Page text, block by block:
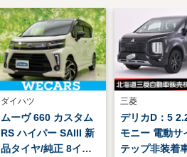
ダイハツ
ムーヴ 660 カスタム
RS ハイパー SAIII 新
品タイヤ/純正 8イン
三菱
デリカD：5
モニー 電動サ
テップ非装着